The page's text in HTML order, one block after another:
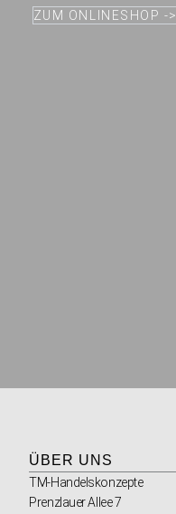
ZUM ONLINESHOP ->
ÜBER UNS
TM-Handelskonzepte
Prenzlauer Allee 7